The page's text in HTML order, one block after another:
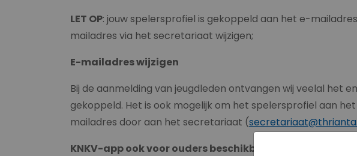
LET OP: jouw spelersprofiel is gekoppeld aan het e-
mailadres via het secretariaat wijzigen;
E-mailadres wijzigen
Bij de aanmelding van jeugdleden ontvangen wij veelal het
gekoppeld. Het is ook mogelijk om het spelersprofiel aan
mailadres door aan het secretariaat (
KNKV-app ook voor ouders beschikbaar